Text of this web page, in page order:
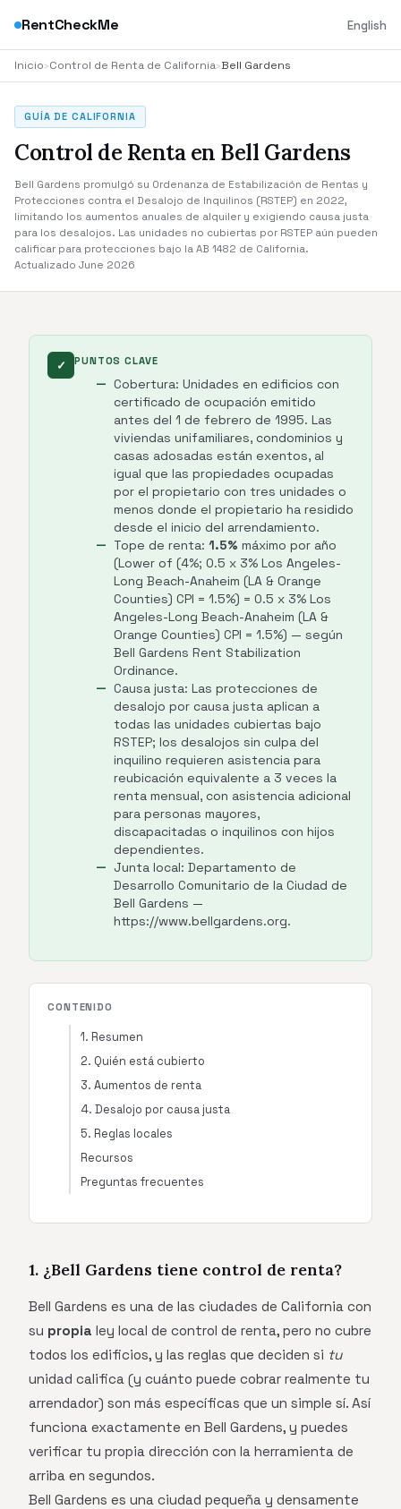
RentCheckMe English
Inicio›Control de Renta de California›Bell Gardens
GUÍA DE CALIFORNIA
Control de Renta en Bell Gardens
Bell Gardens promulgó su Ordenanza de Estabilización de Rentas y
Protecciones contra el Desalojo de Inquilinos (RSTEP) en 2022,
limitando los aumentos anuales de alquiler y exigiendo causa justa
para los desalojos. Las unidades no cubiertas por RSTEP aún pueden
calificar para protecciones bajo la AB 1482 de California.
Actualizado June 2026
✓ PUNTOS CLAVE
Cobertura: Unidades en edificios con
certificado de ocupación emitido
antes del 1 de febrero de 1995. Las
viviendas unifamiliares, condominios y
casas adosadas están exentos, al
igual que las propiedades ocupadas
por el propietario con tres unidades o
menos donde el propietario ha residido
desde el inicio del arrendamiento.
Tope de renta: 1.5% máximo por año
(Lower of (4%; 0.5 x 3% Los Angeles-
Long Beach-Anaheim (LA & Orange
Counties) CPI = 1.5%) = 0.5 x 3% Los
Angeles-Long Beach-Anaheim (LA &
Orange Counties) CPI = 1.5%) — según
Bell Gardens Rent Stabilization
Ordinance.
Causa justa: Las protecciones de
desalojo por causa justa aplican a
todas las unidades cubiertas bajo
RSTEP; los desalojos sin culpa del
inquilino requieren asistencia para
reubicación equivalente a 3 veces la
renta mensual, con asistencia adicional
para personas mayores,
discapacitadas o inquilinos con hijos
dependientes.
Junta local: Departamento de
Desarrollo Comunitario de la Ciudad de
Bell Gardens —
https://www.bellgardens.org.
CONTENIDO
1. Resumen
2. Quién está cubierto
3. Aumentos de renta
4. Desalojo por causa justa
5. Reglas locales
Recursos
Preguntas frecuentes
1. ¿Bell Gardens tiene control de renta?
Bell Gardens es una de las ciudades de California con
su propia ley local de control de renta, pero no cubre
todos los edificios, y las reglas que deciden si tu
unidad califica (y cuánto puede cobrar realmente tu
arrendador) son más específicas que un simple sí. Así
funciona exactamente en Bell Gardens, y puedes
verificar tu propia dirección con la herramienta de
arriba en segundos.
Bell Gardens es una ciudad pequeña y densamente